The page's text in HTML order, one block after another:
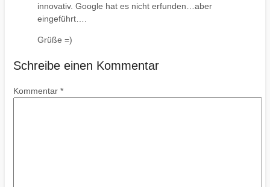
innovativ. Google hat es nicht erfunden…aber
eingeführt….
Grüße =)
Schreibe einen Kommentar
Kommentar *